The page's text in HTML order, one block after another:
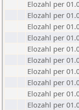
Elozahl per
Elozahl per
Elozahl per
Elozahl per
Elozahl per
Elozahl per
Elozahl per
Elozahl per
Elozahl per
Elozahl per